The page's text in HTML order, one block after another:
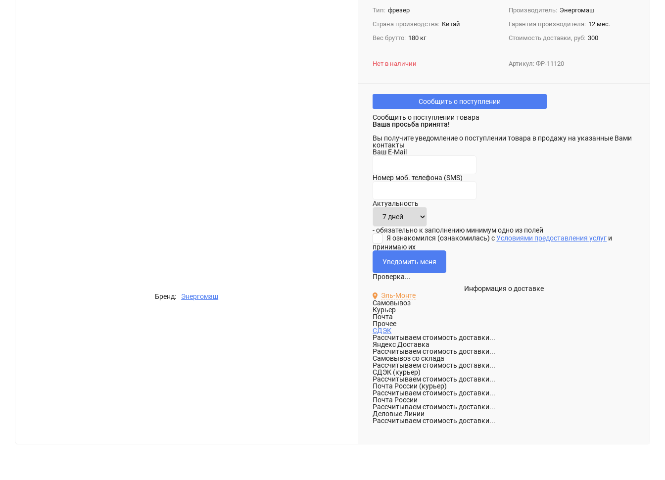
Бренд: Энергомаш
Тип: фрезер Производитель: Энергомаш
Страна производства: Китай Гарантия производителя: 12 мес.
Вес брутто: 180 кг Стоимость доставки, руб: 300
Артикул:ФР-11120
Нет в наличии
Сообщить о поступлении
Сообщить о поступлении товара
Ваша просьба принята!
Вы получите уведомление о поступлении товара в продажу на указанные Вами
контакты
Ваш E-Mail
Номер моб. телефона (SMS)
Актуальность
- обязательно к заполнению минимум одно из полей
Я ознакомился (ознакомилась) сУсловиями предоставления услуг и
принимаю их
Проверка...
Информация о доставке
Эль-Монте
Самовывоз
Курьер
Почта
Прочее
СДЭК
Рассчитываем стоимость доставки...
Яндекс Доставка
Рассчитываем стоимость доставки...
Самовывоз со склада
Рассчитываем стоимость доставки...
СДЭК (курьер)
Рассчитываем стоимость доставки...
Почта России (курьер)
Рассчитываем стоимость доставки...
Почта России
Рассчитываем стоимость доставки...
Деловые Линии
Рассчитываем стоимость доставки...